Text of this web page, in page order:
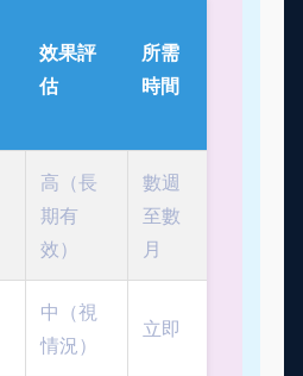
效果評
估
所需
時間
高（長
期有
效）
數週
至數
月
中（視
情況）
立即